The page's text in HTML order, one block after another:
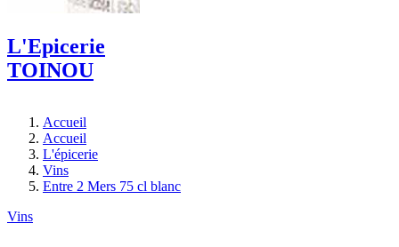
L'Epicerie
TOINOU
Accueil
Accueil
L'épicerie
Vins
Entre 2 Mers 75 cl blanc
Vins